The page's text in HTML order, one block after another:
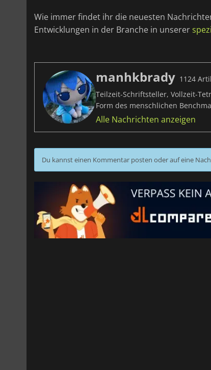
Wie immer findet ihr die neuesten
Entwicklungen in der Branche in unserer
manhkbrady 1124
Teilzeit-Schriftsteller, Vollzeit-
Form des menschlichen
Alle Nachrichten anzeigen
Du kannst einen Kommentar posten oder auf eine